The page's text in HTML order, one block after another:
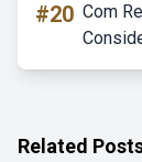
#20 Com
Related